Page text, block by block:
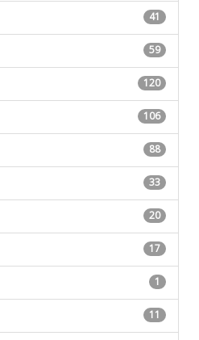
41
59
120
106
88
33
20
17
1
11